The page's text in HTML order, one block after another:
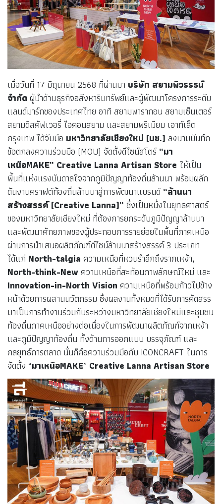
เมื่อวันที่ 17 มิถุนายน 2568 ที่ผ่านมา บริษัท สยามพิวรรธน์
จำกัด ผู้นำด้านธุรกิจอสังหาริมทรัพย์และผู้พัฒนาโครงการระดับ
แลนด์มาร์กของประเทศไทย อาทิ สยามพารากอน สยามเซ็นเตอร์
สยามดิสคัฟเวอรี่ ไอคอนสยาม และสยามพรีเมียม เอาท์เล็ต
กรุงเทพ ได้จับมือ มหาวิทยาลัยเชียงใหม่ (มช.) ลงนามบันทึก
ข้อตกลงความร่วมมือ (MOU) จัดตั้งดีไซน์สโตร์“มา
เหนือMAKE” Creative Lanna Artisan Store ให้เป็น
พื้นที่แห่งแรงบันดาลใจจากภูมิปัญญาท้องถิ่นล้านนา พร้อมผลัก
ดันงานคราฟต์ท้องถิ่นล้านนาสู่การพัฒนาแบรนด์“ล้านนา
สร้างสรรค์ (Creative Lanna)” ซึ่งเป็นหนึ่งในยุทธศาสตร์
ของมหาวิทยาลัยเชียงใหม่ ที่ต้องการยกระดับภูมิปัญญาล้านนา
และพัฒนาศักยภาพของผู้ประกอบการรายย่อยในพื้นที่ภาคเหนือ
ผ่านการนำเสนอผลิตภัณฑ์ดีไซน์ล้านนาสร้างสรรค์ 3 ประเภท
ได้แก่ North-talgia ความเหนือที่หวนรำลึกถึงรากเหง้า,
North-think-Newความเหนือที่สะท้อนภาพลักษณ์ใหม่ และ
Innovation-in-North Vision ความเหนือที่พร้อมก้าวไปข้าง
หน้าด้วยการผสานนวัตกรรม ซึ่งผลงานทั้งหมดที่ได้รับการคัดสรร
มาเป็นการทำงานร่วมกันระหว่างมหาวิทยาลัยเชียงใหม่และชุมชน
ท้องถิ่นภาคเหนืออย่างต่อเนื่องในการพัฒนาผลิตภัณฑ์จากเหง้า
และภูมิปัญญาท้องถิ่น ทั้งด้านการออกแบบ บรรจุภัณฑ์ และ
กลยุทธ์การตลาด นั่นก็คือความร่วมมือกับ ICONCRAFT ในการ
จัดตั้ง “มาเหนือMAKE” Creative Lanna Artisan Store